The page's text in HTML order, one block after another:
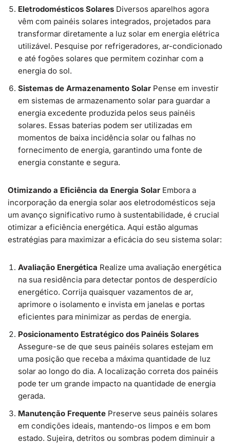
Eletrodomésticos Solares Diversos aparelhos agora
vêm com painéis solares integrados, projetados para
transformar diretamente a luz solar em energia elétrica
utilizável. Pesquise por refrigeradores, ar-condicionado
e até fogões solares que permitem cozinhar com a
energia do sol.
Sistemas de Armazenamento Solar Pense em investir
em sistemas de armazenamento solar para guardar a
energia excedente produzida pelos seus painéis
solares. Essas baterias podem ser utilizadas em
momentos de baixa incidência solar ou falhas no
fornecimento de energia, garantindo uma fonte de
energia constante e segura.
Otimizando a Eficiência da Energia Solar Embora a
incorporação da energia solar aos eletrodomésticos seja
um avanço significativo rumo à sustentabilidade, é crucial
otimizar a eficiência energética. Aqui estão algumas
estratégias para maximizar a eficácia do seu sistema solar:
Avaliação Energética Realize uma avaliação energética
na sua residência para detectar pontos de desperdício
energético. Corrija quaisquer vazamentos de ar,
aprimore o isolamento e invista em janelas e portas
eficientes para minimizar as perdas de energia.
Posicionamento Estratégico dos Painéis Solares
Assegure-se de que seus painéis solares estejam em
uma posição que receba a máxima quantidade de luz
solar ao longo do dia. A localização correta dos painéis
pode ter um grande impacto na quantidade de energia
gerada.
Manutenção Frequente Preserve seus painéis solares
em condições ideais, mantendo-os limpos e em bom
estado. Sujeira, detritos ou sombras podem diminuir a